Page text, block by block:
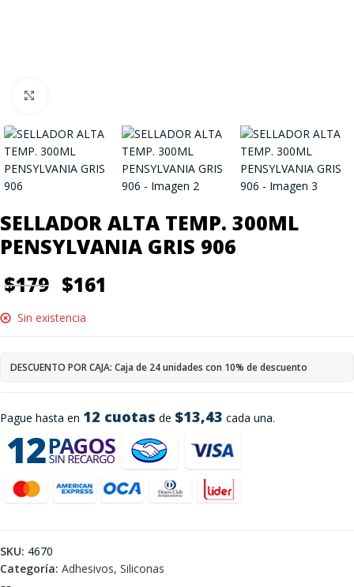
SELLADOR ALTA TEMP. 300ML
PENSYLVANIA GRIS 906
$179 $161
Pague hasta en 12 cuotas de $13,43 cada una.
Sin existencia
DESCUENTO POR CAJA: Caja de 24 unidades con 10% de descuento
SKU: 4670
Categoría: Adhesivos, Siliconas